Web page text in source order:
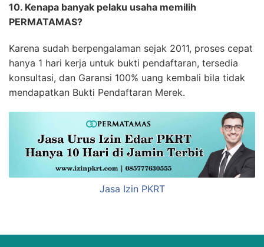
10. Kenapa banyak pelaku usaha memilih
PERMATAMAS?
Karena sudah berpengalaman sejak 2011, proses cepat
hanya 1 hari kerja untuk bukti pendaftaran, tersedia
konsultasi, dan Garansi 100% uang kembali bila tidak
mendapatkan Bukti Pendaftaran Merek.
Jasa Izin PKRT